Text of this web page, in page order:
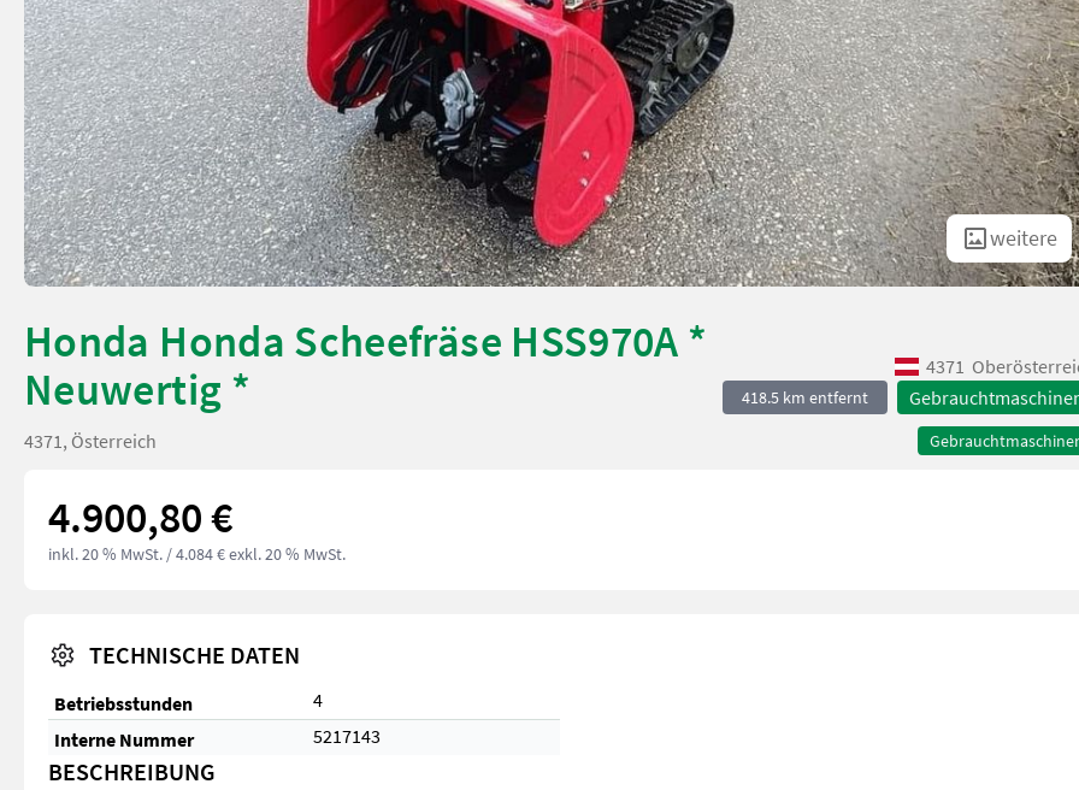
weitere
Honda Honda Scheefräse HSS970A *
Neuwertig *
4371
418.5 km entfernt
4371, Österreich
4.900,80 €
inkl. 20 % MwSt. / 4.084 € exkl. 20 % MwSt.
TECHNISCHE DATEN
Betriebsstunden
4
Interne Nummer
5217143
BESCHREIBUNG